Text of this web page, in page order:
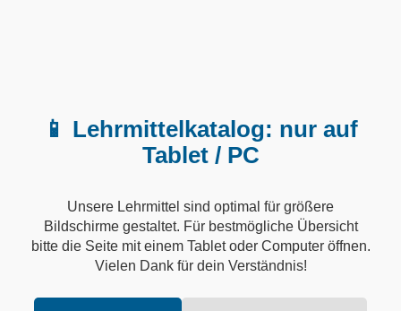
📱 Lehrmittelkatalog: nur auf
Tablet / PC
Unsere Lehrmittel sind optimal für größere
Bildschirme gestaltet. Für bestmögliche Übersicht
bitte die Seite mit einem Tablet oder Computer öffnen.
Vielen Dank für dein Verständnis!